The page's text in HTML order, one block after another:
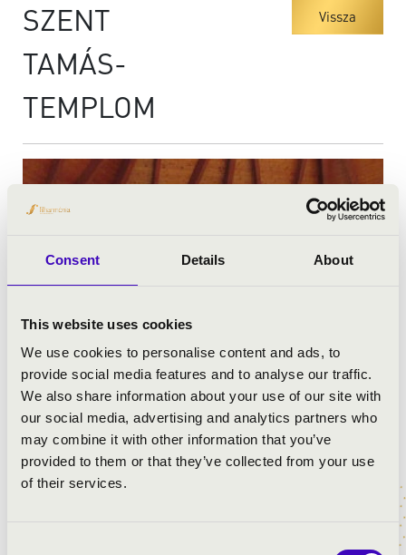
Consent Details About
This website uses cookies
We use cookies to personalise content and ads, to
provide social media features and to analyse our traffic.
We also share information about your use of our site with
our social media, advertising and analytics partners who
may combine it with other information that you’ve
provided to them or that they’ve collected from your use
of their services.
SZENT
TAMÁS-
TEMPLOM
Vissza